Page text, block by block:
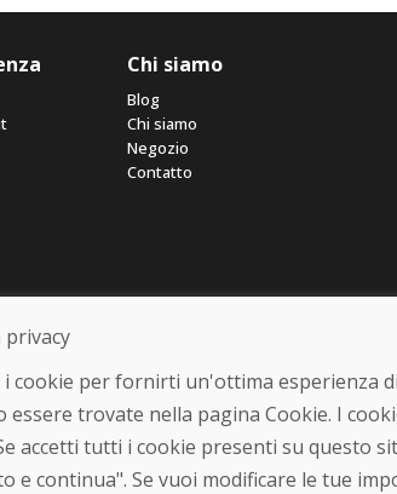
Chi siamo
Blog
Chi siamo
Negozio
Contatto
©
cookie per fornirti un'ottima esperienza
trovate nella pagina Cookie. I
accetti tutti i cookie presenti su questo
e continua". Se vuoi modificare le tue